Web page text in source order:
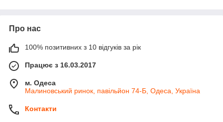
Про нас
100% позитивних з 10 відгуків за рік
Працює з 16.03.2017
м. Одеса
Малиновський ринок, павільйон 74-Б, Одеса, Україна
Контакти